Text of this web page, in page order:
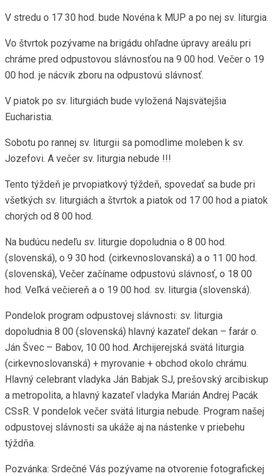
V stredu o 17 30 hod. bude Novéna k MUP a po nej sv. liturgia.
Vo štvrtok pozývame na brigádu ohľadne úpravy areálu pri
chráme pred odpustovou slávnosťou na 9 00 hod. Večer o 19
00 hod. je nácvik zboru na odpustovú slávnosť.
V piatok po sv. liturgiách bude vyložená Najsvätejšia
Eucharistia.
Sobotu po rannej sv. liturgii sa pomodlime moleben k sv.
Jozefovi. A večer sv. liturgia nebude !!!
Tento týždeň je prvopiatkový týždeň, spovedať sa bude pri
všetkých sv. liturgiách a štvrtok a piatok od 17 00 hod a piatok
chorých od 8 00 hod.
Na budúcu nedeľu sv. liturgie dopoludnia o 8 00 hod.
(slovenská), o 9 30 hod. (cirkevnoslovanská) a o 11 00 hod.
(slovenská), Večer začíname odpustovú slávnosť, o 18 00
hod. Veľká večiereň a o 19 00 hod. sv. liturgia (slovenská).
Pondelok program odpustovej slávnosti: sv. liturgia
dopoludnia 8 00 (slovenská) hlavný kazateľ dekan – farár o.
Ján Švec – Babov, 10 00 hod. Archijerejská svätá liturgia
(cirkevnoslovanská) + myrovanie + obchod okolo chrámu.
Hlavný celebrant vladyka Ján Babjak SJ, prešovský arcibiskup
a metropolita, a hlavný kazateľ vladyka Marián Andrej Pacák
CSsR. V pondelok večer svätá liturgia nebude. Program našej
odpustovej slávnosti sa ukáže aj na nástenke v priebehu
týždňa.
Pozvánka: Srdečné Vás pozývame na otvorenie fotografickej